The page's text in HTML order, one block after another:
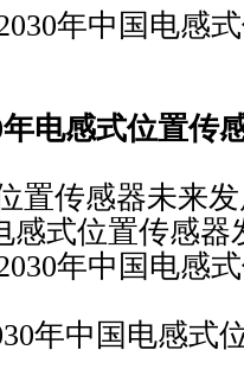
中国电感式
电感式位置传
传感器未来发
位置传感器发
中国电感式
年中国电感式